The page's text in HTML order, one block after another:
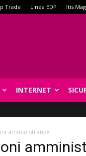
Trade Linea EDP Itis
INTERNET
amministrative